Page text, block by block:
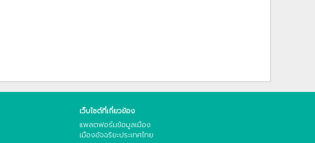
เว็บไซต์ที่เกี่ยวข้อง
แพลตฟอร์มข้อมูลเมือง
เมืองอัจฉริยะประเทศไทย